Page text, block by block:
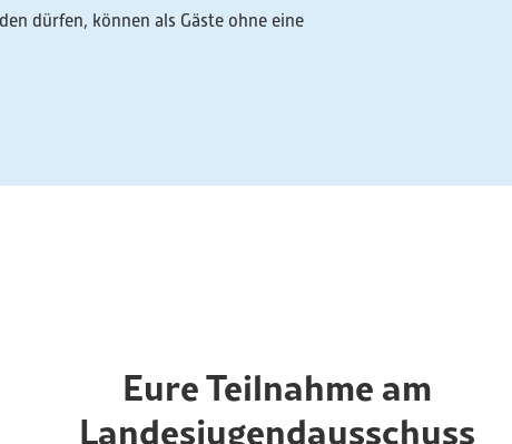
dürfen, können als Gäste ohne eine
Eure Teilnahme am
Landesjugendausschuss